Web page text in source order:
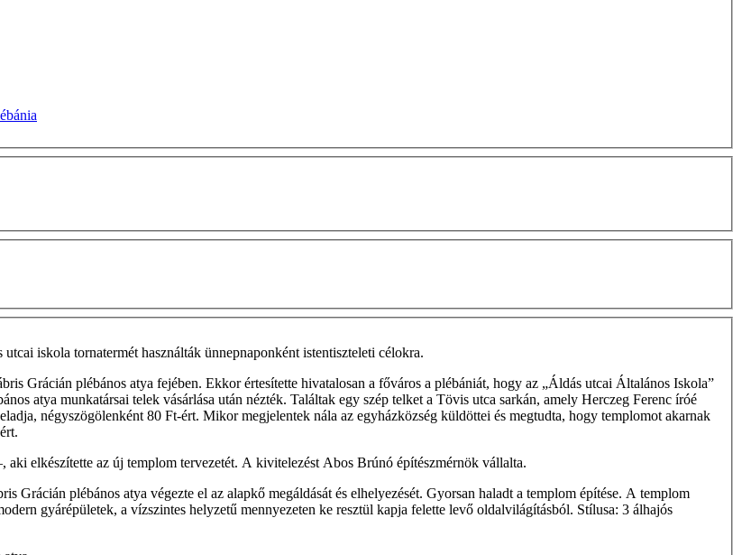
iskola tornatermét használták ünnepnaponként istentiszteleti célokra.
Grácián plébános atya fejében. Ekkor értesítette hivatalosan a főváros a plébániát, hogy az „Áldás utcai Általános Iskola”
atya munkatársai telek vásárlása után nézték. Találtak egy szép telket a Tövis utca sarkán, amely Herczeg Ferenc íróé
négyszögölenként 80 Ft-ért. Mikor megjelentek nála az egyházközség küldöttei és megtudta, hogy templomot akarnak
elkészítette az új templom tervezetét. A kivitelezést Abos Brúnó építészmérnök vállalta.
Grácián plébános atya végezte el az alapkő megáldását és elhelyezését. Gyorsan haladt a templom építése. A templom
gyárépületek, a vízszintes helyzetű mennyezeten ke­ resztül kapja felette levő oldalvilágításból. Stílusa: 3 álhajós